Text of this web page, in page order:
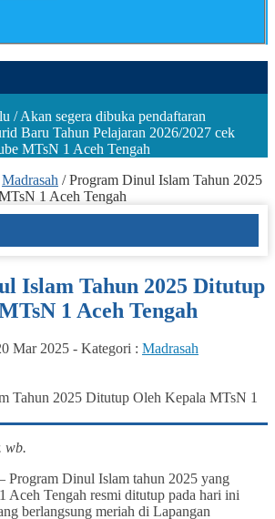
/ Akan segera dibuka pendaftaran
Baru Tahun Pelajaran 2026/2027 cek
MTsN 1 Aceh Tengah
Madrasah /Program Dinul Islam Tahun 2025
1 Aceh Tengah
Islam Tahun 2025 Ditutup
1 Aceh Tengah
Mar 2025 - Kategori : Madrasah
wb.
Program Dinul Islam tahun 2025 yang
Aceh Tengah resmi ditutup pada hari ini
berlangsung meriah di Lapangan